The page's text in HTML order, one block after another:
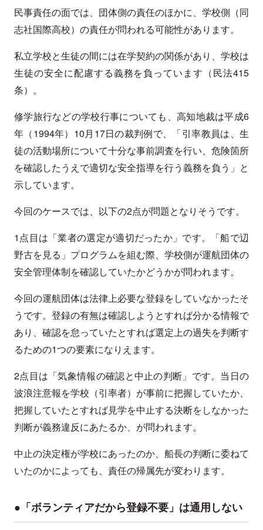
民事責任の面では、団体側の責任のほかに、学校側（同
志社国際高校）の責任が問われる可能性があります。
私立学校と生徒の間には在学契約の関係があり、学校は
生徒の安全に配慮する義務を負っています（民法415
条）。
修学旅行などの学校行事についても、高知地裁は平成6
年（1994年）10月17日の裁判例で、「引率教員は、生
徒の活動場所について十分な事前調査を行い、危険箇所
を確認したうえで適切な安全指導を行う義務を負う」と
示しています。
今回のケースでは、以下の2点が問題となりそうです。
1点目は「業者の選定が適切だったか」です。「船で辺
野古を見る」プログラムを組む際、学校側が運航団体の
安全管理体制を確認していたかどうかが問われます。
今回の運航団体は法律上必要な登録をしていなかったそ
うです。登録の有無は確認しようとすれば分かる情報で
あり、確認を怠っていたとすれば選定上の過失を判断す
るための1つの要素になりえます。
2点目は「気象情報の確認と中止の判断」です。当日の
波浪注意報を学校（引率者）が事前に把握していたか、
把握していたとすれば見学を中止する決断をしなかった
判断が義務違反にあたるか、が問われます。
中止の決定権が学校にあったのか、船長の判断に委ねて
いたのかによっても、責任の帰属先が変わります。
●「ボランティアだから登録不要」は通用しない